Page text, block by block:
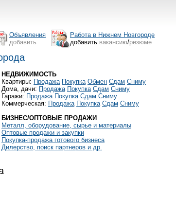
Объявления
добавить
Работа в Нижнем Новгороде
добавить вакансию/резюме
НЕДВИЖИМОСТЬ
Квартиры: Продажа Покупка Обмен Сдам Сниму
Дома, дачи: Продажа Покупка Сдам Сниму
Гаражи: Продажа Покупка Сдам Сниму
Коммерческая: Продажа Покупка Сдам Сниму
БИЗНЕС/ОПТОВЫЕ ПРОДАЖИ
Металл, оборудование, сырье и материалы
Оптовые продажи и закупки
Покупка-продажа готового бизнеса
Дилерство, поиск партнеров и др.